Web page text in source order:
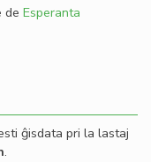
de Esperanta
ĝisdata pri la lastaj
.